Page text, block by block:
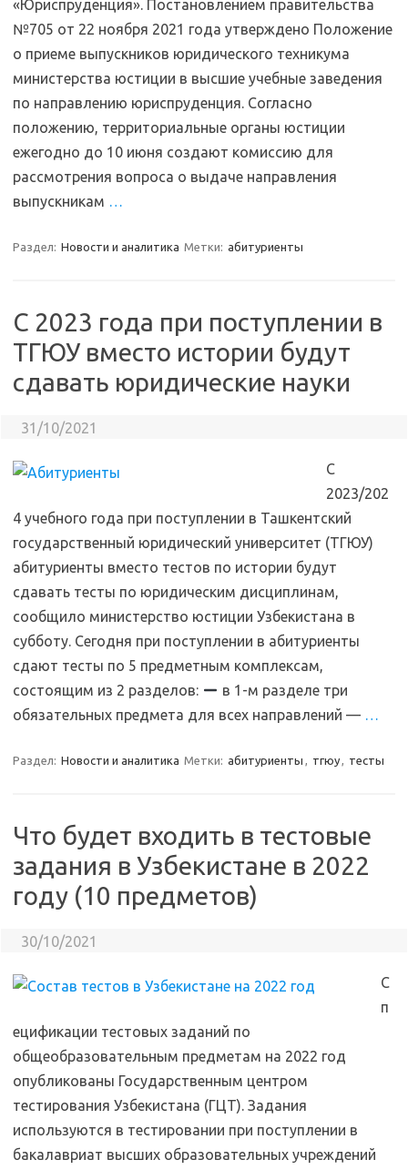
«Юриспруденция». Постановлением правительства
№705 от 22 ноября 2021 года утверждено Положение
о приеме выпускников юридического техникума
министерства юстиции в высшие учебные заведения
по направлению юриспруденция. Согласно
положению, территориальные органы юстиции
ежегодно до 10 июня создают комиссию для
рассмотрения вопроса о выдаче направления
выпускникам …
Раздел: Новости и аналитика Метки: абитуриенты
С 2023 года при поступлении в
ТГЮУ вместо истории будут
сдавать юридические науки
31/10/2021
С
2023/202
4 учебного года при поступлении в Ташкентский
государственный юридический университет (ТГЮУ)
абитуриенты вместо тестов по истории будут
сдавать тесты по юридическим дисциплинам,
сообщило министерство юстиции Узбекистана в
субботу. Сегодня при поступлении в абитуриенты
сдают тесты по 5 предметным комплексам,
состоящим из 2 разделов:
в 1-м разделе три
обязательных предмета для всех направлений — …
Раздел: Новости и аналитика Метки: абитуриенты , тгюу, тесты
Что будет входить в тестовые
задания в Узбекистане в 2022
году (10 предметов)
30/10/2021
С
п
ецификации тестовых заданий по
общеобразовательным предметам на 2022 год
опубликованы Государственным центром
тестирования Узбекистана (ГЦТ). Задания
используются в тестировании при поступлении в
бакалавриат высших образовательных учреждений